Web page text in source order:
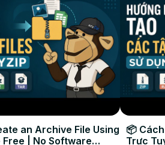
an Archive File Using
Free | No Software
📦
Trực